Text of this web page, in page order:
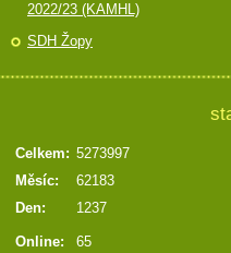
2022/23 (KAMHL)
SDH Žopy
Online: 65
Celkem: 5273997
Měsíc:
62183
Den:
1237